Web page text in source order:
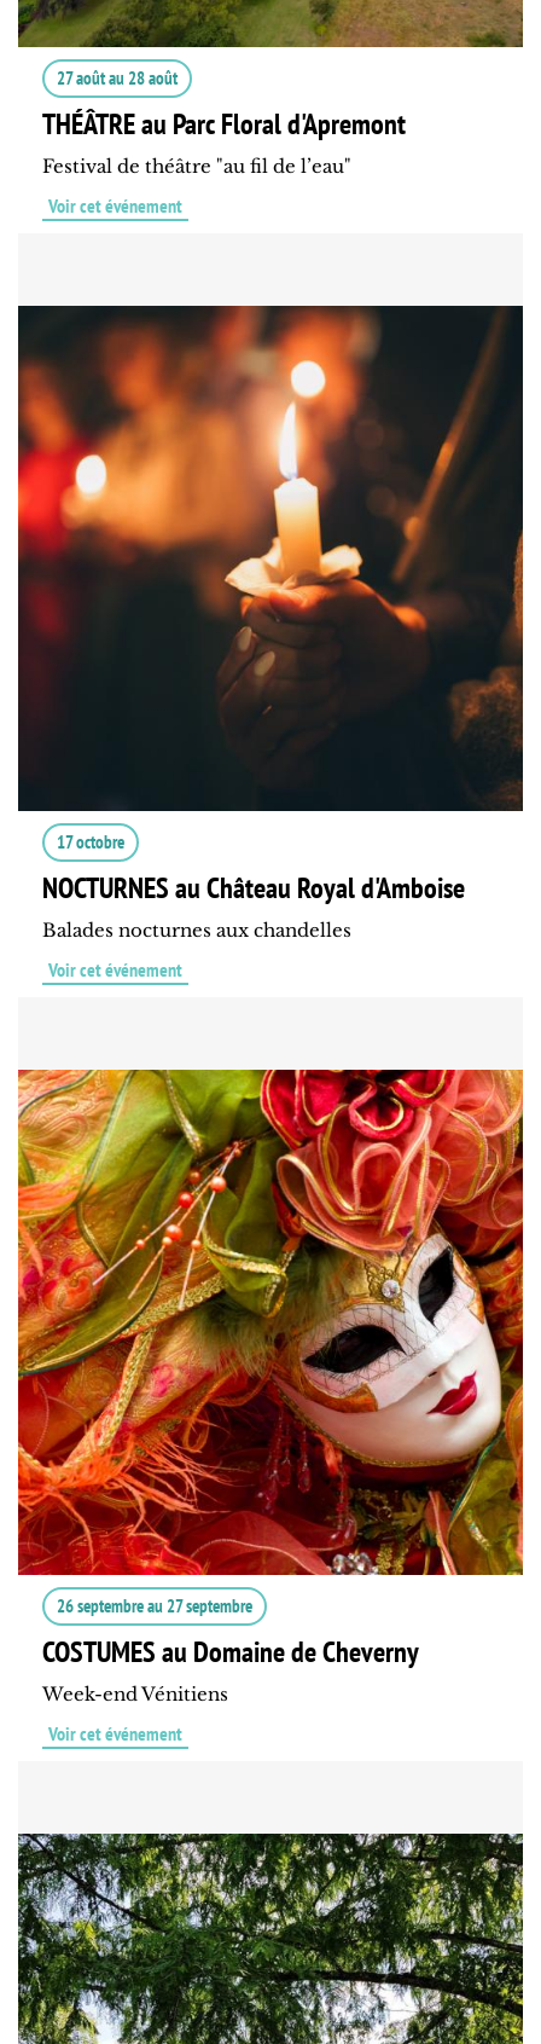
27 aoûtau 28 août
THÉÂTRE au Parc Floral d'Apremont
Festival de théâtre "au fil de l’eau"
Voir cet événement
17 octobre
NOCTURNES au Château Royal d'Amboise
Balades nocturnes aux chandelles
Voir cet événement
26 septembreau 27 septembre
COSTUMES au Domaine de Cheverny
Week-end Vénitiens
Voir cet événement